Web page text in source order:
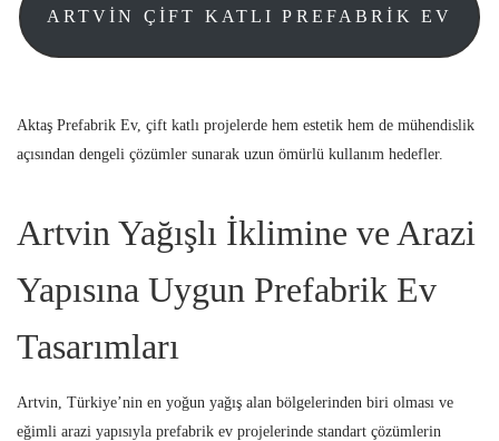
ARTVIN ÇIFT KATLI PREFABRIK EV
Aktaş Prefabrik Ev, çift katlı projelerde hem estetik hem de mühendislik
açısından dengeli çözümler sunarak uzun ömürlü kullanım hedefler.
Artvin Yağışlı İklimine ve Arazi
Yapısına Uygun Prefabrik Ev
Tasarımları
Artvin, Türkiye’nin en yoğun yağış alan bölgelerinden biri olması ve
eğimli arazi yapısıyla prefabrik ev projelerinde standart çözümlerin